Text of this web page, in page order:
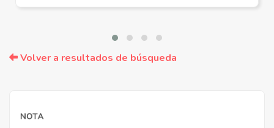
Volver a resultados de búsqueda